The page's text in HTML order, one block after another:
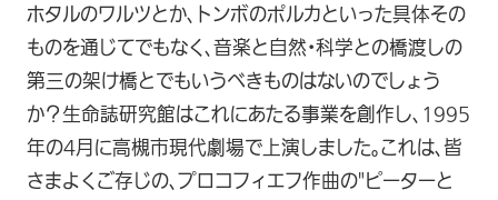
ホタルのワルツとか、トンボのポルカといった具体その
ものを通じてでもなく、音楽と自然・科学との橋渡しの
第三の架け橋とでもいうべきものはないのでしょう
か？生命誌研究館はこれにあたる事業を創作し、1995
年の4月に高槻市現代劇場で上演しました。これは、皆
さまよくご存じの、プロコフィエフ作曲の"ピーターと